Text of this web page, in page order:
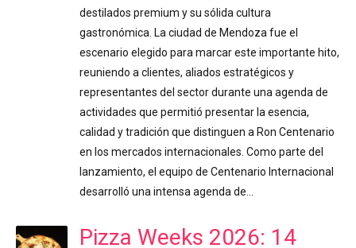
destilados premium y su sólida cultura
gastronómica. La ciudad de Mendoza fue el
escenario elegido para marcar este importante hito,
reuniendo a clientes, aliados estratégicos y
representantes del sector durante una agenda de
actividades que permitió presentar la esencia,
calidad y tradición que distinguen a Ron Centenario
en los mercados internacionales. Como parte del
lanzamiento, el equipo de Centenario Internacional
desarrolló una intensa agenda de…
Pizza Weeks 2026: 14